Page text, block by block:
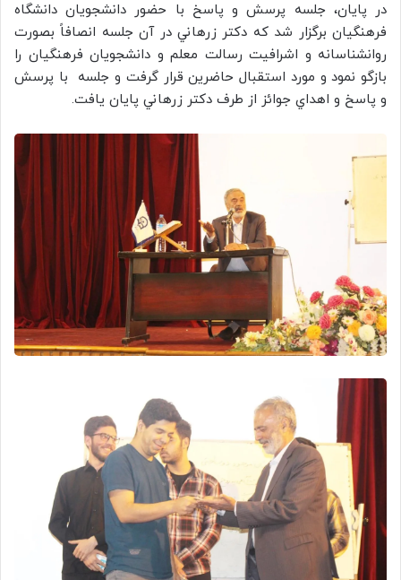
در پايان، جلسه پرسش و پاسخ با حضور دانشجويان دانشگاه
فرهنگيان برگزار شد كه دكتر زرهاني در آن جلسه انصافاً بصورت
روانشناسانه و اشرافيت رسالت معلم و دانشجويان فرهنگيان را
بازگو نمود و مورد استقبال حاضرين قرار گرفت و جلسه با پرسش
و پاسخ و اهداي جوائز از طرف دكتر زرهاني پايان يافت.